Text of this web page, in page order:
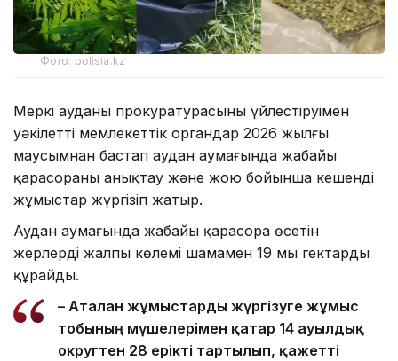
Фото: polisia.kz
Меркі ауданы прокуратурасының үйлестіруімен
уәкілетті мемлекеттік органдар 2026 жылғы
маусымнан бастап аудан аумағында жабайы
қарасораны анықтау және жою бойынша кешенді
жұмыстар жүргізіп жатыр.
Аудан аумағында жабайы қарасора өсетін
жерлердің жалпы көлемі шамамен 19 мың гектарды
құрайды.
– Аталған жұмыстарды жүргізуге жұмыс
тобының мүшелерімен қатар 14 ауылдық
округтен 28 ерікті тартылып, қажетті